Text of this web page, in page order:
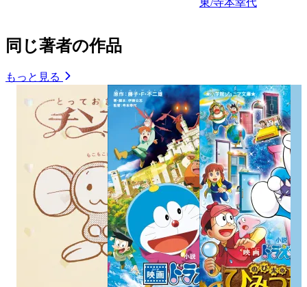
同じ著者の作品
もっと見る